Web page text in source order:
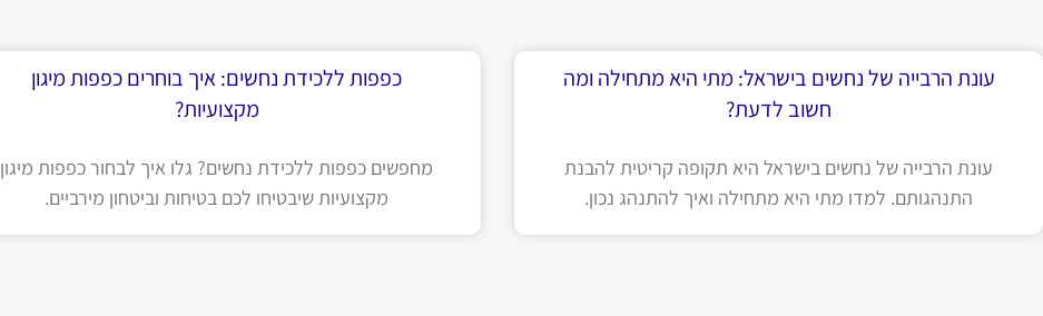
עונת הרבייה של נחשים בישראל: מתי היא מתחילה ומה
חשוב לדעת?
עונת הרבייה של נחשים בישראל היא תקופה קריטית להבנת
התנהגותם. למדו מתי היא מתחילה ואיך להתנהג נכון.
כפפות ללכידת נחשים: איך בוחרים כפפות מיגון
מקצועיות?
מחפשים כפפות ללכידת נחשים? גלו איך לבחור כפפות מיגון
מקצועיות שיבטיחו לכם בטיחות וביטחון מירביים.